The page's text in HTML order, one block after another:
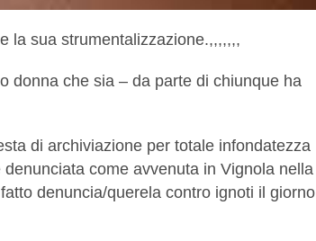
la sua strumentalizzazione.,,,,,,,
donna che sia – da parte di chiunque ha
di archiviazione per totale infondatezza
come avvenuta in Vignola nella
denuncia/querela contro ignoti il giorno